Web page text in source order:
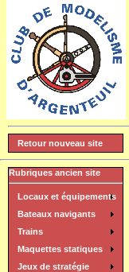
]
Retour nouveau site
Rubriques ancien site
Locaux et équipements
Bateaux navigants
Trains
Maquettes statiques
Jeux de stratégie